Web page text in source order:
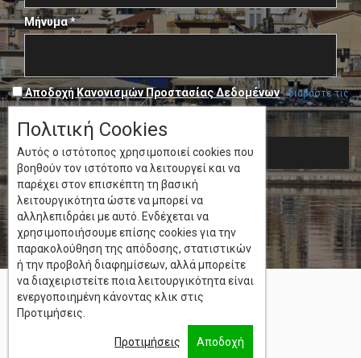
Μήνυμα*
Αποδοχή Κανονισμών Προστασίας Δεδομένων (διαβάστε τις
SEND
Argostoli, Kefalonia 21800
26710 22333
ainos@otenet.gr
powered byOnlineHotelManager
Πολιτική Cookies
Αυτός ο ιστότοπος χρησιμοποιεί cookies που
βοηθούν τον ιστότοπο να λειτουργεί και να
παρέχει στον επισκέπτη τη βασική
λειτουργικότητα ώστε να μπορεί να
αλληλεπιδράει με αυτό. Ενδέχεται να
χρησιμοποιήσουμε επίσης cookies για την
παρακολούθηση της απόδοσης, στατιστικών
ή την προβολή διαφημίσεων, αλλά μπορείτε
να διαχειριστείτε ποια λειτουργικότητα είναι
ενεργοποιημένη κάνοντας κλικ στις
Προτιμήσεις.
Προτιμήσεις Αποδοχή